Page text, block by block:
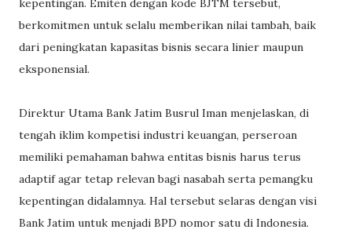
kepentingan. Emiten dengan kode BJTM tersebut,
berkomitmen untuk selalu memberikan nilai tambah, baik
dari peningkatan kapasitas bisnis secara linier maupun
eksponensial.
Direktur Utama Bank Jatim Busrul Iman menjelaskan, di
tengah iklim kompetisi industri keuangan, perseroan
memiliki pemahaman bahwa entitas bisnis harus terus
adaptif agar tetap relevan bagi nasabah serta pemangku
kepentingan didalamnya. Hal tersebut selaras dengan visi
Bank Jatim untuk menjadi BPD nomor satu di Indonesia.